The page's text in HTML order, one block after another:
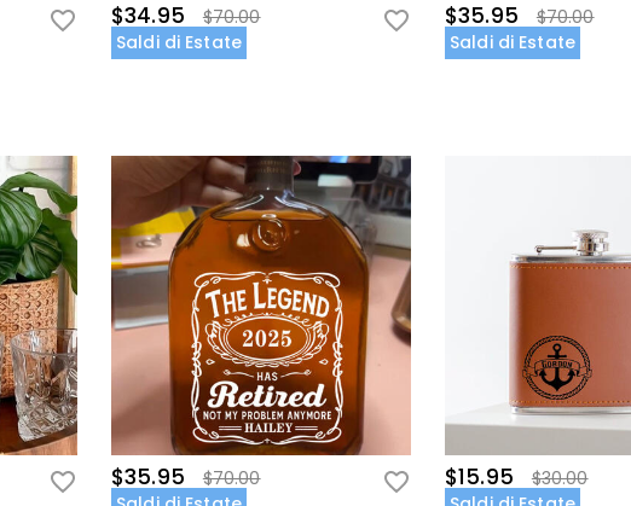
$34.95
$70.00
Saldi di Estate
$35.95
$70.00
Saldi di Estate
$35.95
$70.00
$15.95
$30.00